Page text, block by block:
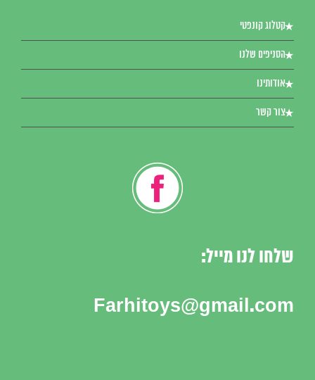
קטלוג קונפטי
הסניפים שלנו
אודותינו
צור קשר
שלחו לנו מייל:
Farhitoys@gmail.com